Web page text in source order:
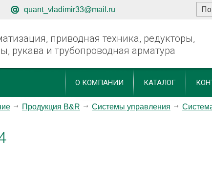
quant_vladimir33@mail.ru
приводная техника, редукторы,
рукава и трубопроводная арматура
О КОМПАНИИ КАТАЛОГ
Продукция B&R Системы управления